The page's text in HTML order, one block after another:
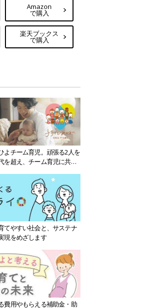
Amazon
で購入
楽天ブックス
で購入
よチーム育児。頑張る2人を
を超え、チーム育児に共感
てやすい社会と、サステナ
現をめざします
費用やもらえる補助金・助